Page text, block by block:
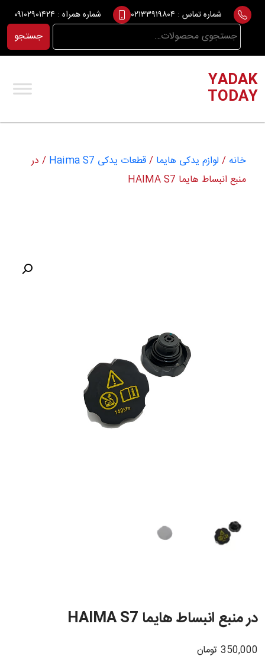
Skip
content
شماره تماس : ۰۲۱۳۳۹۱۹۸۰۴ شماره همراه : ۰۹۱۰۲۹۰۱۴۲۴
جستجو
برای:
جستجو
YADAK
TODAY
خانه / لوازم یدکی هایما /قطعات یدکی Haima S7
/ در
منبع انبساط هایما HAIMA S7
در منبع انبساط هایما HAIMA S7
350,000 تومان